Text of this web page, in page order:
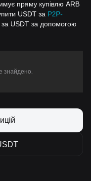
пряму купівлю ARB
USDT за P2P-
за USDT за допомогою
знайдено.